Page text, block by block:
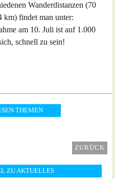
Wanderdistanzen (70
findet man unter:
am 10. Juli ist auf 1.000
schnell zu sein!
THEMEN
ZURÜCK
ZU AKTUELLES